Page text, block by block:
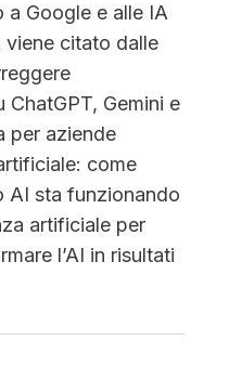
a Google e alle IA
viene citato dalle
Gemini e
per aziende
come
AI sta funzionando
artificiale per
l’AI in risultati